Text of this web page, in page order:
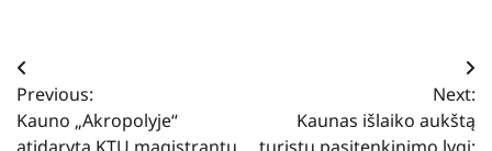
Navigacija
tarp
Previous:
Kauno „Akropolyje“
Next:
Kaunas išlaiko aukštą